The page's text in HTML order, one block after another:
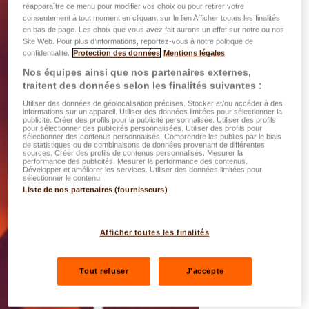
réapparaître ce menu pour modifier vos choix ou pour retirer votre
consentement à tout moment en cliquant sur le lien Afficher toutes les finalités
en bas de page. Les choix que vous avez fait aurons un effet sur notre ou nos
Site Web. Pour plus d’informations, reportez-vous à notre politique de
confidentialité. Protection des données Mentions légales
Nos équipes ainsi que nos partenaires externes,
traitent des données selon les finalités suivantes :
Utiliser des données de géolocalisation précises. Stocker et/ou accéder à des
informations sur un appareil. Utiliser des données limitées pour sélectionner la
publicité. Créer des profils pour la publicité personnalisée. Utiliser des profils
pour sélectionner des publicités personnalisées. Utiliser des profils pour
sélectionner des contenus personnalisés. Comprendre les publics par le biais
de statistiques ou de combinaisons de données provenant de différentes
sources. Créer des profils de contenus personnalisés. Mesurer la
performance des publicités. Mesurer la performance des contenus.
Développer et améliorer les services. Utiliser des données limitées pour
sélectionner le contenu.
Liste de nos partenaires (fournisseurs)
Afficher toutes les finalités
Tout refuser J'accepte